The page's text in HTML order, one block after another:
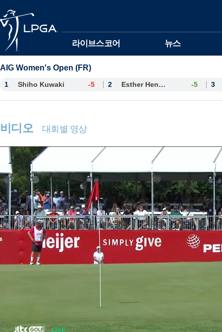
라이브스코어 뉴스
AIG Women's Open (FR)
1 Shiho Kuwaki -5 2 Esther Henseleit -5 3
비디오 대회별 영상